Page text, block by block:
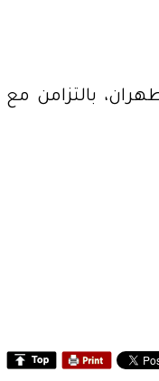
بالتزامن مع